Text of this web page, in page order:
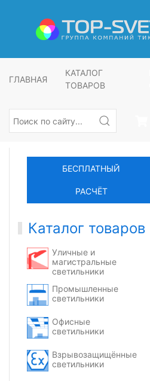
ГЛАВНАЯ
КАТАЛОГ
ТОВАРОВ
БЕСПЛАТНЫЙ
РАСЧЁТ
Каталог товаров
Уличные и
магистральные
светильники
Промышленные
светильники
Офисные
светильники
Взрывозащищённые
светильники